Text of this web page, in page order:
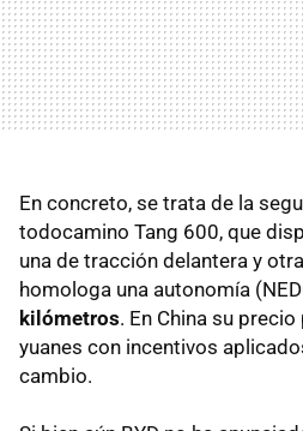
En concreto, se trata de la
todocamino Tang 600, que
una de tracción delantera y
homologa una autonomía
kilómetros. En China su
yuanes con incentivos
cambio.